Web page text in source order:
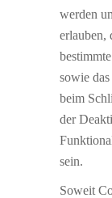
werden
erlauben,
sowie
beim
der
sein.
Soweit